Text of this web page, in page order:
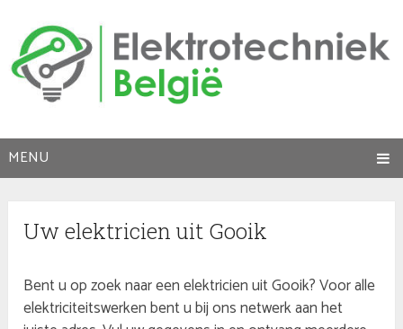
MENU
Uw elektricien uit Gooik
Bent u op zoek naar een elektricien uit Gooik? Voor alle
elektriciteitswerken bent u bij ons netwerk aan het